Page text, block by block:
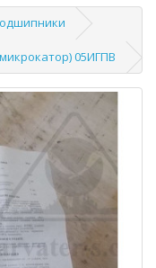
05ИГПВ